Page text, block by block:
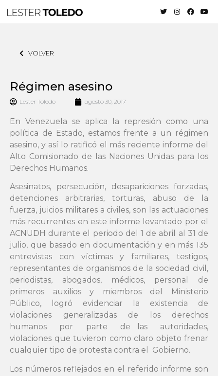
VOLVER
Régimen asesino
Lester Toledo agosto 30, 2017
En Venezuela se aplica la represión como una
política de Estado, estamos frente a un régimen
asesino, y así lo ratificó el más reciente informe del
Alto Comisionado de las Naciones Unidas para los
Derechos Humanos.
Asesinatos, persecución, desapariciones forzadas,
detenciones arbitrarias, torturas, abuso de la
fuerza, juicios militares a civiles, son las actuaciones
más recurrentes en este informe levantado por el
ACNUDH durante el periodo del 1 de abril al 31 de
julio, que basado en documentación y en más 135
entrevistas con víctimas y familiares, testigos,
representantes de organismos de la sociedad civil,
periodistas, abogados, médicos, personal de
primeros auxilios y miembros del Ministerio
Público, logró evidenciar la existencia de
violaciones generalizadas de los derechos
humanos por parte de las autoridades,
violaciones que tuvieron como claro objeto frenar
cualquier tipo de protesta contra el Gobierno.
Los números reflejados en el referido informe son